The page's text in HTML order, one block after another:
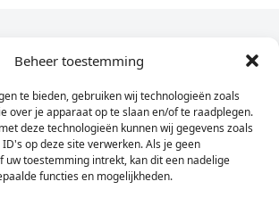
Beheer toestemming
te bieden, gebruiken wij technologieën zoals
over je apparaat op te slaan en/of te raadplegen.
deze technologieën kunnen wij gegevens zoals
op deze site verwerken. Als je geen
uw toestemming intrekt, kan dit een nadelige
functies en mogelijkheden.
laatste nieuws in je e-mail?
Sign Up